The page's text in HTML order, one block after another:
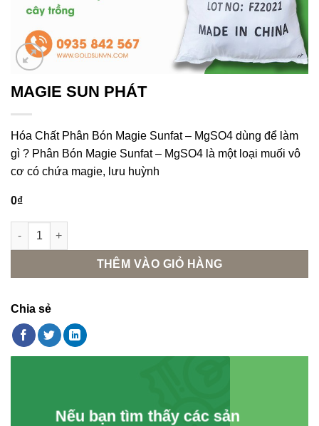
MAGIE SUN PHÁT
Hóa Chất Phân Bón Magie Sunfat – MgSO4 dùng để làm
gì ? Phân Bón Magie Sunfat – MgSO4 là một loại muối vô
cơ có chứa magie, lưu huỳnh
0₫
MAGIE SUN PHÁT số lượng
THÊM VÀO GIỎ HÀNG
Chia sẻ
Nếu bạn tìm thấy các sản